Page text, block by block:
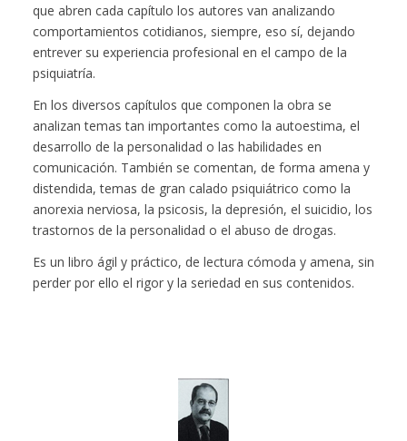
que abren cada capítulo los autores van analizando
comportamientos cotidianos, siempre, eso sí, dejando
entrever su experiencia profesional en el campo de la
psiquiatría.
En los diversos capítulos que componen la obra se
analizan temas tan importantes como la autoestima, el
desarrollo de la personalidad o las habilidades en
comunicación. También se comentan, de forma amena y
distendida, temas de gran calado psiquiátrico como la
anorexia nerviosa, la psicosis, la depresión, el suicidio, los
trastornos de la personalidad o el abuso de drogas.
Es un libro ágil y práctico, de lectura cómoda y amena, sin
perder por ello el rigor y la seriedad en sus contenidos.